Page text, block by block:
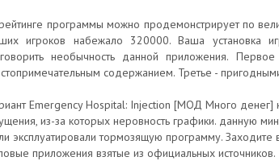
программы можно продемонстрирует по
игроков набежало 320000. Ваша установка
необычность данной приложения.
содержанием. Третье -
Emergency Hospital: Injection [МОД Много денег]
из-за которых неровность графики. данную
эксплуатировали тормозящую программу.
приложения взятые из официальных источников.